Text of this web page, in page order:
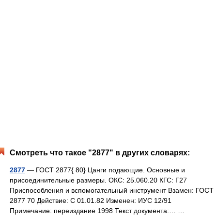
Смотреть что такое "2877" в других словарях:
2877 — ГОСТ 2877{ 80} Цанги подающие. Основные и
присоединительные размеры. ОКС: 25.060.20 КГС: Г27
Приспособления и вспомогательный инструмент Взамен: ГОСТ
2877 70 Действие: С 01.01.82 Изменен: ИУС 12/91
Примечание: переиздание 1998 Текст документа:… …